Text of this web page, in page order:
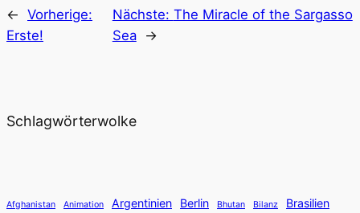
← Vorherige:
Erste!
Nächste: The Miracle of the Sargasso
Sea
→
Schlagwörterwolke
Afghanistan Animation Argentinien Berlin Bhutan Bilanz Brasilien